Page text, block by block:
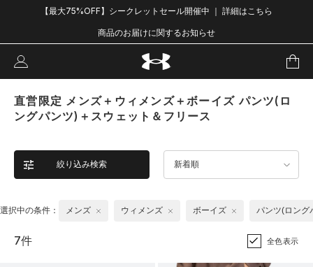
【最大75%OFF】シークレットセール開催中 ｜ 詳細はこちら
商品のお届けに関するお知らせ
直営限定 メンズ＋ウィメンズ＋ボーイズ パンツ(ロ
ングパンツ)＋スウェット＆フリース
絞り込み検索 新着順
選択中の条件： メンズ ウィメンズ ボーイズ パンツ(ロング
7件 全色表示